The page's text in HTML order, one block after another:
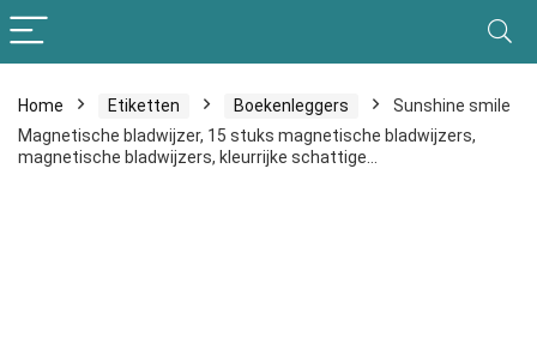
Home Etiketten Boekenleggers
Sunshine smile
Magnetische bladwijzer, 15 stuks magnetische bladwijzers,
magnetische bladwijzers, kleurrijke schattige…